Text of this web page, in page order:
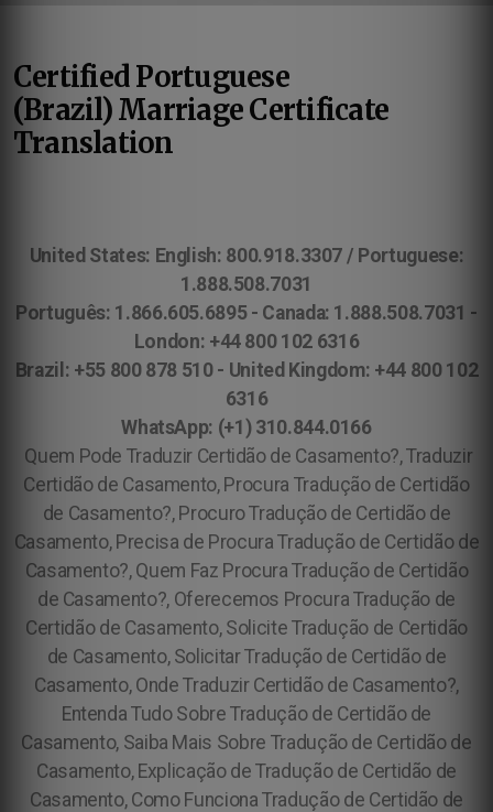
Certified Portuguese
(Brazil)Marriage Certificate
Translation
United States: English: 800.918.3307 / Portuguese:
1.888.508.7031
Português: 1.866.605.6895 - Canada: 1.888.508.7031 -
London: +44 800 102 6316
Brazil: +55 800 878 510 - United Kingdom: +44 800 102
6316
WhatsApp: (+1) 310.844.0166
Quem Pode Traduzir Certidão de Casamento?, Traduzir
Certidão de Casamento, Procura Tradução de Certidão
de Casamento?, Procuro Tradução de Certidão de
Casamento, Precisa de Procura Tradução de Certidão de
Casamento?, Quem Faz Procura Tradução de Certidão
de Casamento?, Oferecemos Procura Tradução de
Certidão de Casamento, Solicite Tradução de Certidão
de Casamento, Solicitar Tradução de Certidão de
Casamento, Onde Traduzir Certidão de Casamento?,
Entenda Tudo Sobre Tradução de Certidão de
Casamento, Saiba Mais Sobre Tradução de Certidão de
Casamento, Explicação de Tradução de Certidão de
Casamento, Como Funciona Tradução de Certidão de